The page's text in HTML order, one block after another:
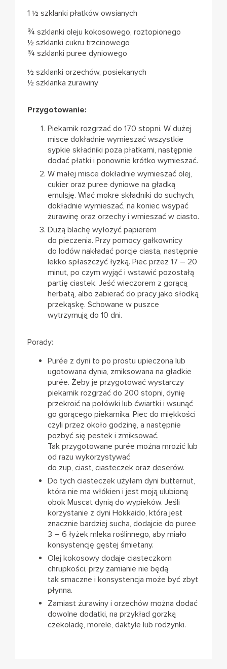
1 ½ szklanki płatków owsianych
¾ szklanki oleju kokosowego, roztopionego
½ szklanki cukru trzcinowego
¾ szklanki puree dyniowego
½ szklanki orzechów, posiekanych
½ szklanka żurawiny
Przygotowanie:
Piekarnik rozgrzać do 170 stopni. W dużej
misce dokładnie wymieszać wszystkie
sypkie składniki poza płatkami, następnie
dodać płatki i ponownie krótko wymieszać.
W małej misce dokładnie wymieszać olej,
cukier oraz puree dyniowe na gładką
emulsję. Wlać mokre składniki do suchych,
dokładnie wymieszać, na koniec wsypać
żurawinę oraz orzechy i wmieszać w ciasto.
Dużą blachę wyłożyć papierem
do pieczenia. Przy pomocy gałkownicy
do lodów nakładać porcje ciasta, następnie
lekko spłaszczyć łyżką. Piec przez 17 – 20
minut, po czym wyjąć i wstawić pozostałą
partię ciastek. Jeść wieczorem z gorącą
herbatą, albo zabierać do pracy jako słodką
przekąskę. Schowane w puszce
wytrzymują do 10 dni.
Porady:
Purée z dyni to po prostu upieczona lub
ugotowana dynia, zmiksowana na gładkie
purée. Żeby je przygotować wystarczy
piekarnik rozgrzać do 200 stopni, dynię
przekroić na połówki lub ćwiartki i wsunąć
go gorącego piekarnika. Piec do miękkości
czyli przez około godzinę, a następnie
pozbyć się pestek i zmiksować.
Tak przygotowane purée można mrozić lub
od razu wykorzystywać
do zup, ciast, ciasteczek oraz deserów.
Do tych ciasteczek użyłam dyni butternut,
która nie ma włókien i jest moją ulubioną
obok Muscat dynią do wypieków. Jeśli
korzystanie z dyni Hokkaido, która jest
znacznie bardziej sucha, dodajcie do puree
3 – 6 łyżek mleka roślinnego, aby miało
konsystencję gęstej śmietany.
Olej kokosowy dodaje ciasteczkom
chrupkości, przy zamianie nie będą
tak smaczne i konsystencja może być zbyt
płynna.
Zamiast żurawiny i orzechów można dodać
dowolne dodatki, na przykład gorzką
czekoladę, morele, daktyle lub rodzynki.